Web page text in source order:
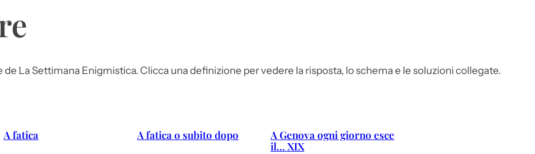
La Settimana Enigmistica. Clicca una definizione per vedere la risposta, lo schema e le soluzioni collegate.
A fatica A fatica o subito dopo
A Genova ogni giorno esce
il… XIX